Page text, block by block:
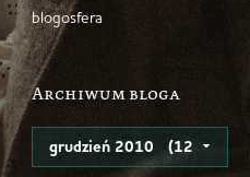
blogosfera
Archiwum bloga